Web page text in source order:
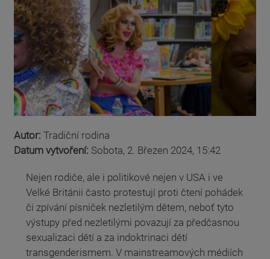
Autor: Tradiční rodina
Datum vytvoření: Sobota, 2. Březen 2024, 15:42
Nejen rodiče, ale i politikové nejen v USA i ve
Velké Británii často protestují proti čtení pohádek
či zpívání písniček nezletilým dětem, neboť tyto
výstupy před nezletilými povazují za předčasnou
sexualizaci dětí a za indoktrinaci dětí
transgenderismem. V mainstreamových médiích